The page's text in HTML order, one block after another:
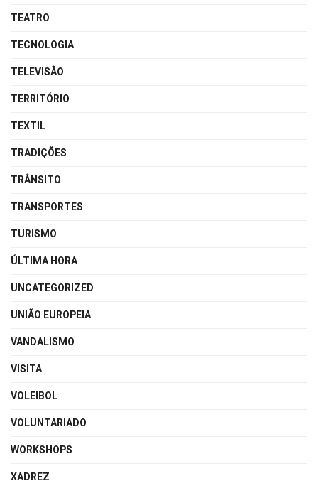
TEATRO
TECNOLOGIA
TELEVISÃO
TERRITÓRIO
TEXTIL
TRADIÇÕES
TRÂNSITO
TRANSPORTES
TURISMO
ÚLTIMA HORA
UNCATEGORIZED
UNIÃO EUROPEIA
VANDALISMO
VISITA
VOLEIBOL
VOLUNTARIADO
WORKSHOPS
XADREZ